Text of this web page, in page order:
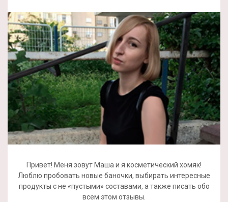
Привет! Меня зовут Маша и я косметический хомяк!
Люблю пробовать новые баночки, выбирать интересные
продукты с не «пустыми» составами, а также писать обо
всем этом отзывы.